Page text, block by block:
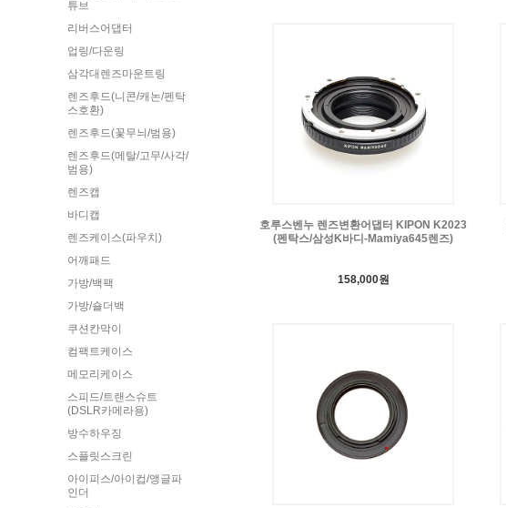
튜브
리버스어댑터
업링/다운링
삼각대렌즈마운트링
렌즈후드(니콘/캐논/펜탁
스호환)
렌즈후드(꽃무늬/범용)
렌즈후드(메탈/고무/사각/
범용)
렌즈캡
바디캡
렌즈케이스(파우치)
어깨패드
가방/백팩
가방/숄더백
쿠션칸막이
컴팩트케이스
메모리케이스
스피드/트랜스슈트
(DSLR카메라용)
방수하우징
스플릿스크린
아이피스/아이컵/앵글파
인더
호루스벤누 렌즈변환어댑터 KIPON K2023
(펜탁스/삼성K바디-Mamiya645렌즈)
158,000원